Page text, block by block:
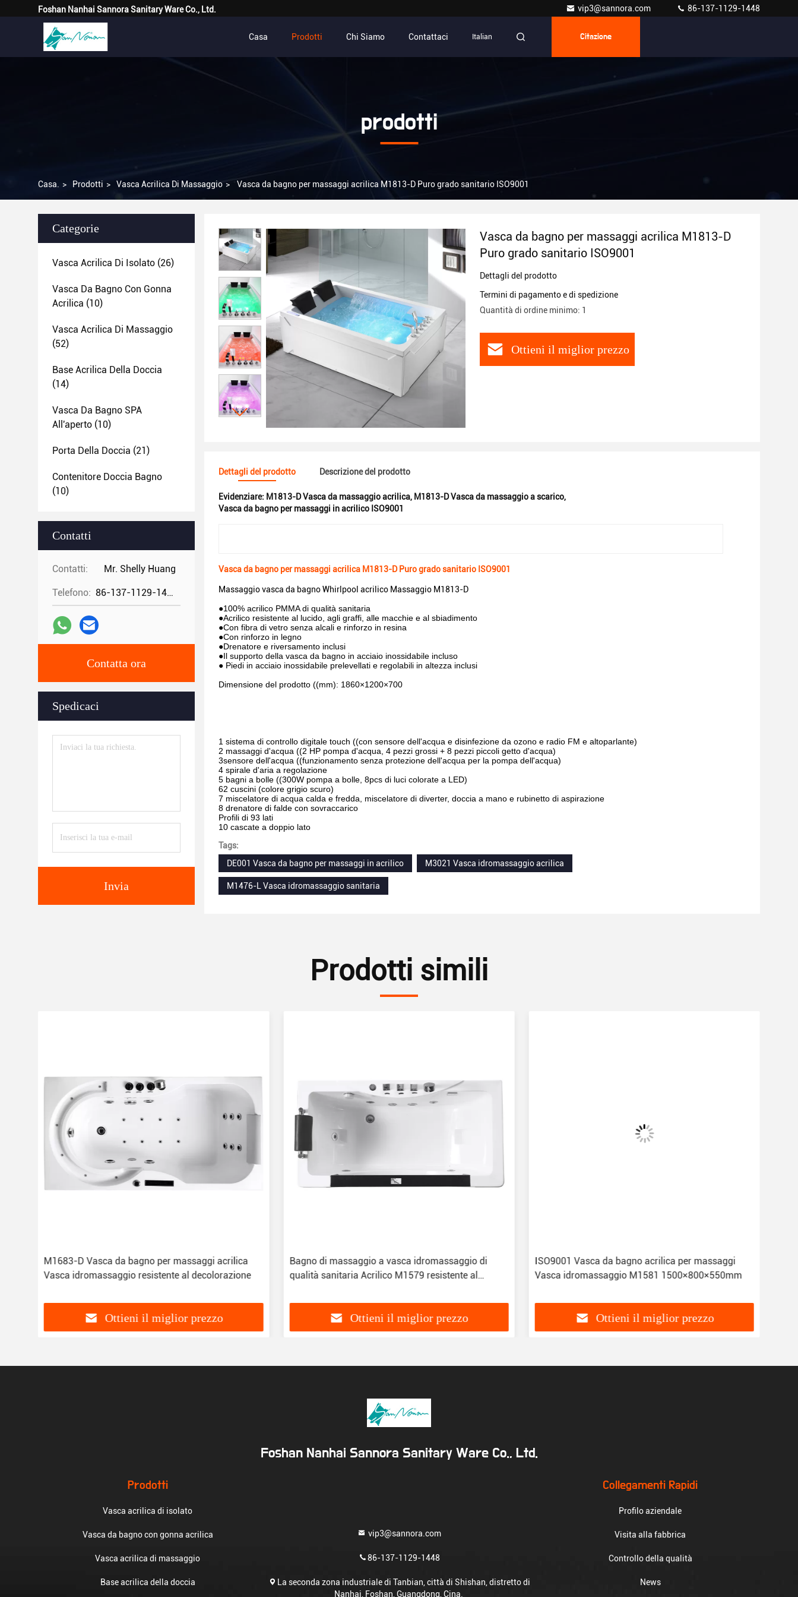
Foshan Nanhai Sannora Sanitary Ware Co., Ltd. vip3@sannora.com 86-137-1129-1448
Casa Prodotti Chi Siamo Contattaci Italian Citazione
prodotti
Casa. > Prodotti > Vasca Acrilica Di Massaggio > Vasca da bagno per massaggi acrilica M1813-D Puro grado sanitario ISO9001
Categorie
Vasca Acrilica Di Isolato (26)
Vasca Da Bagno Con Gonna
Acrilica (10)
Vasca Acrilica Di Massaggio
(52)
Base Acrilica Della Doccia
(14)
Vasca Da Bagno SPA
All'aperto (10)
Porta Della Doccia (21)
Contenitore Doccia Bagno
(10)
Contatti
Contatti: Mr. Shelly Huang
Telefono: 86-137-1129-1448
Contatta ora
Spedicaci
Invia
Vasca da bagno per massaggi acrilica M1813-D
Puro grado sanitario ISO9001
Dettagli del prodotto
Termini di pagamento e di spedizione
Quantità di ordine minimo: 1
Ottieni il miglior prezzo
Dettagli del prodotto Descrizione del prodotto
Evidenziare: M1813-D Vasca da massaggio acrilica, M1813-D Vasca da massaggio a scarico,
Vasca da bagno per massaggi in acrilico ISO9001
Vasca da bagno per massaggi acrilica M1813-D Puro grado sanitario ISO9001
Massaggio vasca da bagno Whirlpool acrilico Massaggio M1813-D
●100% acrilico PMMA di qualità sanitaria
●Acrilico resistente al lucido, agli graffi, alle macchie e al sbiadimento
●Con fibra di vetro senza alcali e rinforzo in resina
●Con rinforzo in legno
●Drenatore e riversamento inclusi
●Il supporto della vasca da bagno in acciaio inossidabile incluso
● Piedi in acciaio inossidabile prelevellati e regolabili in altezza inclusi
Dimensione del prodotto ((mm): 1860×1200×700
1 sistema di controllo digitale touch ((con sensore dell'acqua e disinfezione da ozono e radio FM e altoparlante)
2 massaggi d'acqua ((2 HP pompa d'acqua, 4 pezzi grossi + 8 pezzi piccoli getto d'acqua)
3sensore dell'acqua ((funzionamento senza protezione dell'acqua per la pompa dell'acqua)
4 spirale d'aria a regolazione
5 bagni a bolle ((300W pompa a bolle, 8pcs di luci colorate a LED)
62 cuscini (colore grigio scuro)
7 miscelatore di acqua calda e fredda, miscelatore di diverter, doccia a mano e rubinetto di aspirazione
8 drenatore di falde con sovraccarico
Profili di 93 lati
10 cascate a doppio lato
Tags:
DE001 Vasca da bagno per massaggi in acrilico
M3021 Vasca idromassaggio acrilica
M1476-L Vasca idromassaggio sanitaria
Prodotti simili
M1683-D Vasca da bagno per massaggi acrilica
Vasca idromassaggio resistente al decolorazione
Ottieni il miglior prezzo
Bagno di massaggio a vasca idromassaggio di
qualità sanitaria Acrilico M1579 resistente al
Ottieni il miglior prezzo
ISO9001 Vasca da bagno acrilica per massaggi
Vasca idromassaggio M1581 1500×800×550mm
Ottieni il miglior prezzo
Foshan Nanhai Sannora Sanitary Ware Co., Ltd.
Prodotti
Vasca acrilica di isolato
Vasca da bagno con gonna acrilica
Vasca acrilica di massaggio
Base acrilica della doccia
vip3@sannora.com
86-137-1129-1448
La seconda zona industriale di Tanbian, città di Shishan, distretto di
Nanhai, Foshan, Guangdong, Cina.
Collegamenti Rapidi
Profilo aziendale
Visita alla fabbrica
Controllo della qualità
News